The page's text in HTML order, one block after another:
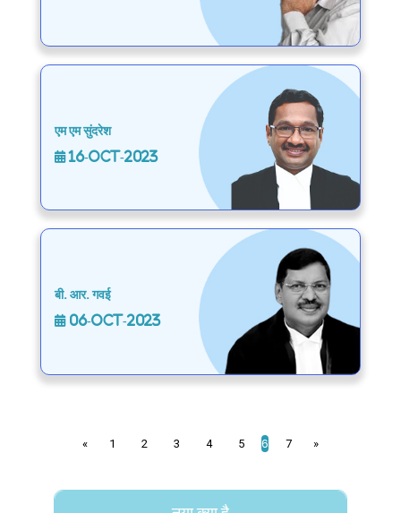
एम एम सुंदरेश
16-Oct-2023
बी. आर. गवई
06-Oct-2023
« 1 2 3 4 5 6 7 »